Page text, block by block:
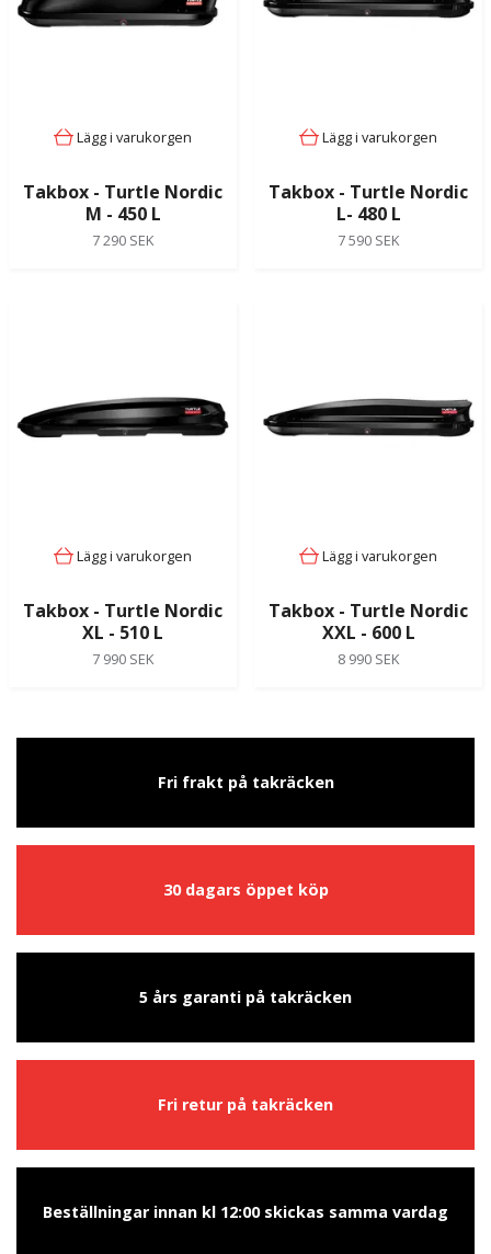
Lägg i varukorgen
Takbox - Turtle Nordic
M - 450 L
7 290 SEK
Lägg i varukorgen
Takbox - Turtle Nordic
L- 480 L
7 590 SEK
Lägg i varukorgen
Takbox - Turtle Nordic
XL - 510 L
7 990 SEK
Lägg i varukorgen
Takbox - Turtle Nordic
XXL - 600 L
8 990 SEK
Fri frakt på takräcken
30 dagars öppet köp
5 års garanti på takräcken
Fri retur på takräcken
Beställningar innan kl 12:00 skickas samma vardag